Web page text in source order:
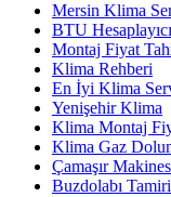
Mersin Klima
BTU Hesaplayıcı
Montaj Fiyat
Klima Rehberi
En İyi Klima
Yenişehir Klima
Klima Montaj
Klima Gaz
Çamaşır
Buzdolabı Tamiri